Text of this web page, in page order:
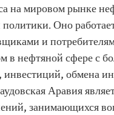
на мировом рынке
Оно
и
в нефтяной сфере с
инвестиций, обмена
Аравия
занимающихся